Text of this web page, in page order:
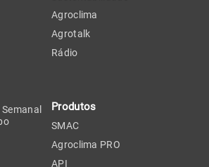
Agroclima
Agrotalk
Rádio
Produtos
SMAC
Agroclima PRO
API